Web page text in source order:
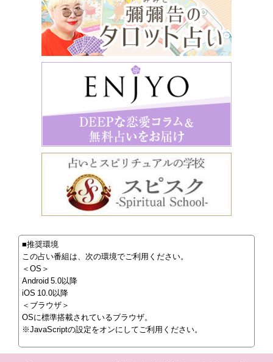
■推奨環境
この占い番組は、次の環境でご利用ください。
＜OS＞
Android 5.0以降
iOS 10.0以降
＜ブラウザ＞
OSに標準搭載されているブラウザ。
※JavaScriptの設定をオンにしてご利用ください。